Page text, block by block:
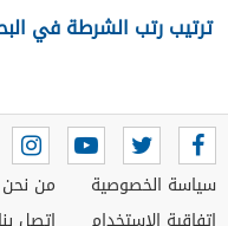
ترتيب رتب الشرطة في البحرين
سياسة الخصوصية
من نحن